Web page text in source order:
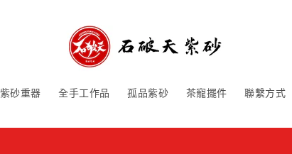
紫砂重器 全手工作品 孤品紫砂 茶寵擺件 聯繫方式